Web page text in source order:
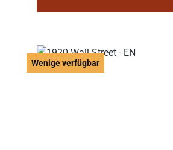
Wenige verfügbar